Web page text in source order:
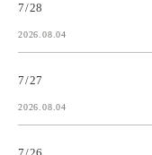
7/28
2026.08.04
7/27
2026.08.04